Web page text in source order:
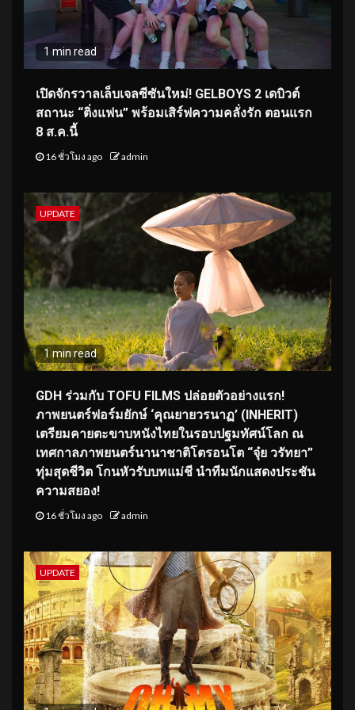
1 min read
เปิดจักรวาลเล็บเจลซีซันใหม่! GELBOYS 2 เดบิวต์
สถานะ “ติ่งแฟน” พร้อมเสิร์ฟความคลั่งรัก ตอนแรก
8 ส.ค.นี้
16 ชั่วโมง ago admin
UPDATE
1 min read
GDH ร่วมกับ TOFU FILMS ปล่อยตัวอย่างแรก!
ภาพยนตร์ฟอร์มยักษ์ ‘คุณยายวรนาฏ’ (INHERIT)
เตรียมคายตะขาบหนังไทยในรอบปฐมทัศน์โลก ณ
เทศกาลภาพยนตร์นานาชาติโตรอนโต “จุ๋ย วรัทยา”
ทุ่มสุดชีวิต โกนหัวรับบทแม่ชี นำทีมนักแสดงประชัน
ความสยอง!
16 ชั่วโมง ago admin
UPDATE